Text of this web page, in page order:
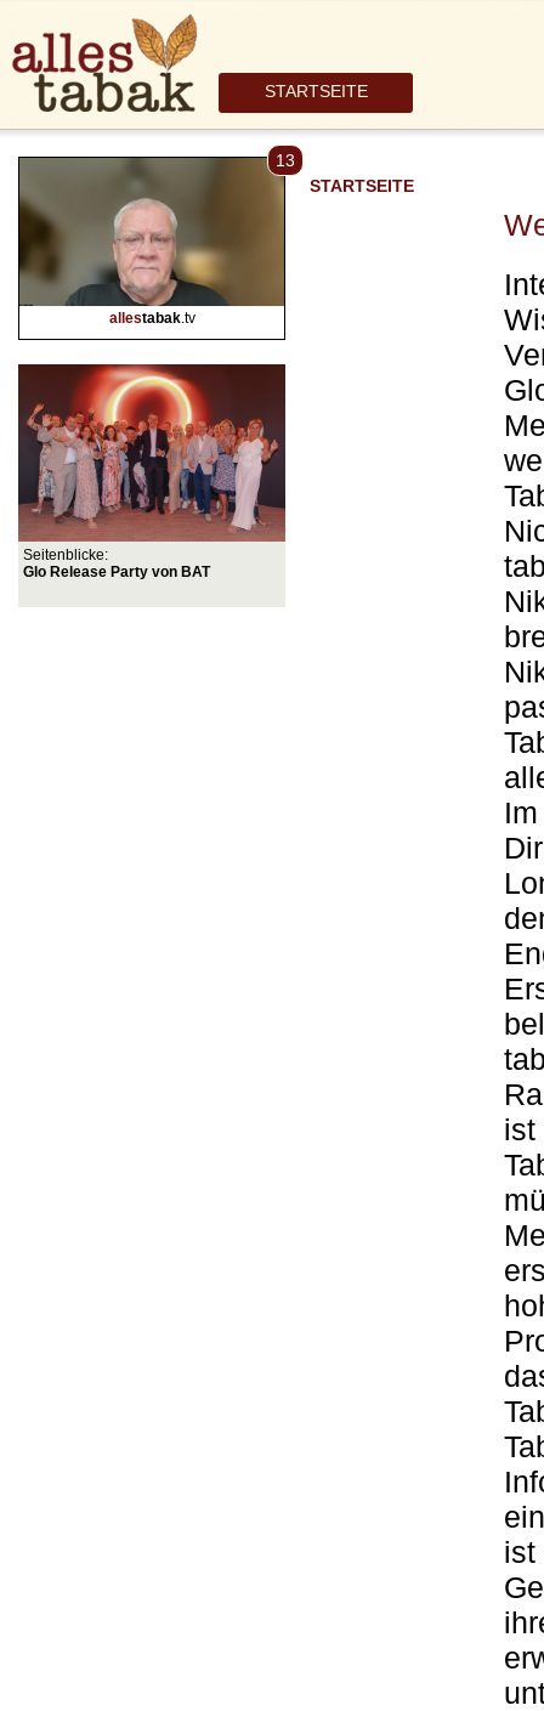
STARTSEITE
13
allestabak.tv
Seitenblicke:
Glo Release Party von BAT
STARTSEITE
ist
ist